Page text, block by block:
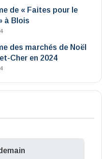
de « Faites pour le
à Blois
des marchés de Noël
Cher en 2024